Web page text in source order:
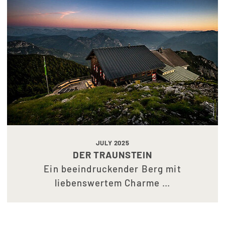
JULY 2025
DER TRAUNSTEIN
Ein beeindruckender Berg mit
liebenswertem Charme …